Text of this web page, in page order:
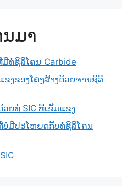
ມາ
ທໍ່ຊິລິໂຄນ Carbide
ງຂອງໂຄງສ້າງດ້ວຍຈານຊິລິ
ຍທໍ່ SIC ທີ່ເຂັ້ມແຂງ
ບໍ່ມີປະໂຫຍດກັບທໍ່ຊິລິໂຄນ